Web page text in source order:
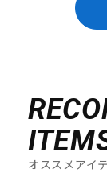
オススメアイ